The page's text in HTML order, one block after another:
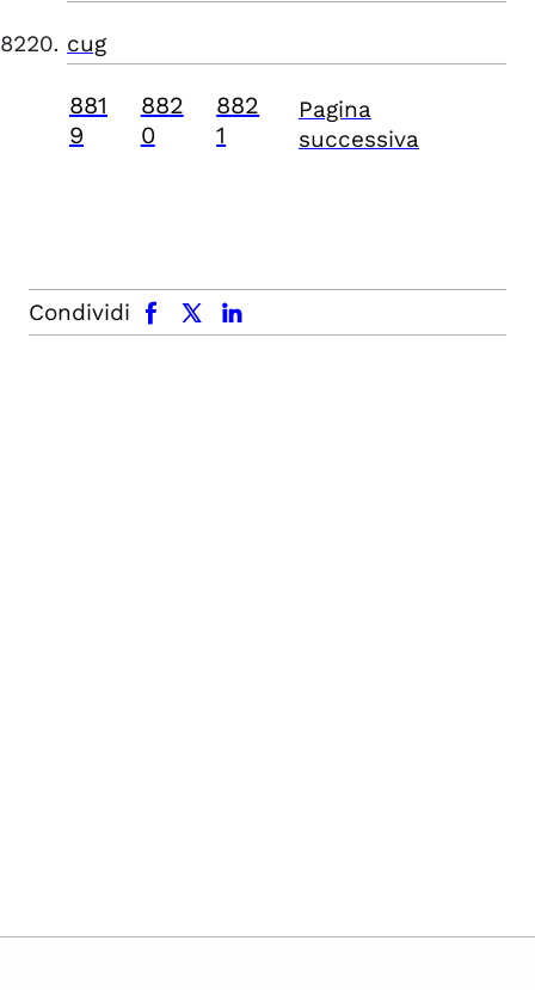
cug
881
9
882
0
882
1
Pagina
successiva
Condividi
facebook x.com linkedin